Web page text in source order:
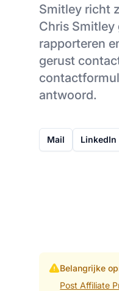
Smitley richt
Chris
rapporteren
gerust
antwoord.
Mail LinkedIn
Belangrijke
Post Affiliate